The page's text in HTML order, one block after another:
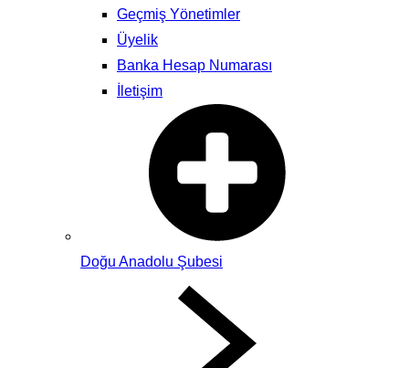
Geçmiş Yönetimler
Üyelik
Banka Hesap Numarası
İletişim
Doğu Anadolu Şubesi